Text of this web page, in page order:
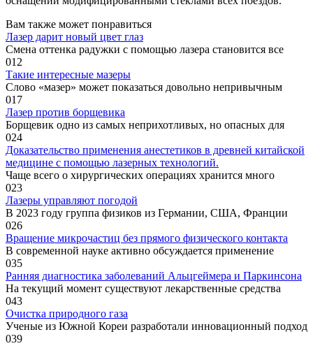
Вам также может понравиться
Лазер дарит новый цвет глаз
Смена оттенка радужки с помощью лазера становится все
012
Такие интересные мазеры
Слово «мазер» может показаться довольно непривычным
017
Лазер против борщевика
Борщевик одно из самых неприхотливых, но опасных для
024
Доказательство применения анестетиков в древней китайской
медицине с помощью лазерных технологий.
Чаще всего о хирургических операциях хранится много
023
Лазеры управляют погодой
В 2023 году группа физиков из Германии, США, Франции
026
Вращение микрочастиц без прямого физического контакта
В современной науке активно обсуждается применение
035
Ранняя диагностика заболеваний Альцгеймера и Паркинсона
На текущий момент существуют лекарственные средства
043
Очистка природного газа
Ученые из Южной Кореи разработали инновационный подход
039